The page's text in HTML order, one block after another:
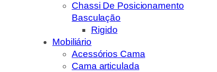
Chassi De Posicionamento
Basculação
Rigido
Mobiliário
Acessórios Cama
Cama articulada